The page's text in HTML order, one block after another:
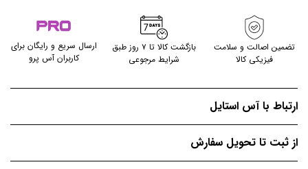
تضمین اصالت و سلامت
فیزیکی کالا
بازگشت کالا تا ۷ روز طبق
شرایط مرجوعی
ارسال سریع و رایگان برای
کاربران آس پرو
ارتباط با آس استایل
از ثبت تا تحویل سفارش